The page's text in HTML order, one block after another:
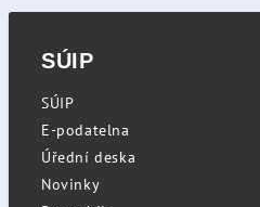
SÚIP
SÚIP
E-podatelna
Úřední deska
Novinky